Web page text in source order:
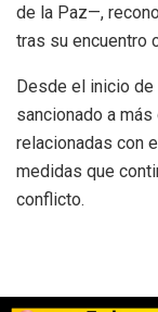
de la Paz—,
tras su encuentro
Desde el inicio de
sancionado a
relacionadas con
medidas que
conflicto.